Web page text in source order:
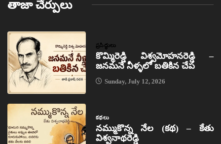
తాజా చేర్పులు
ప్రసిద్ధులు
కొమ్మిరెడ్డి విశ్వమోహనరెడ్డి –
జనమనే నీళ్ళలో బతికిన చేప
Sunday, July 12, 2026
కథలు
నమ్ముకొన్న నేల (కథ) – కేతు
విశ్వనాథరెడ్డి